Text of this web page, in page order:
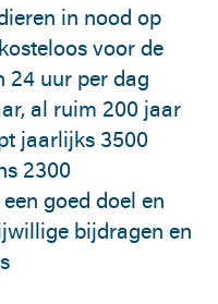
in nood op
voor de
24 uur per dag
al ruim 200 jaar
jaarlijks 3500
2300
goed doel en
bijdragen en